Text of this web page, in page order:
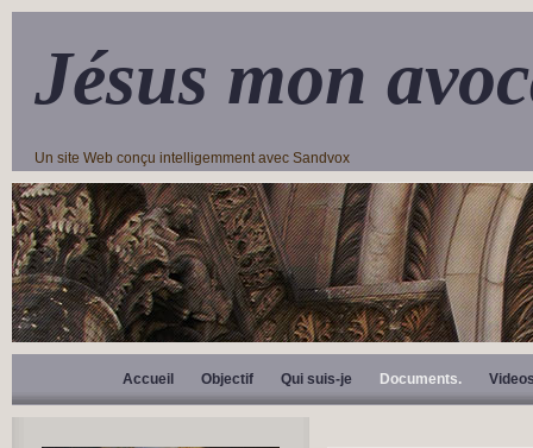
Jésus mon
Un site Web conçu intelligemment avec Sandvox
Accueil Objectif Qui suis-je Documents.